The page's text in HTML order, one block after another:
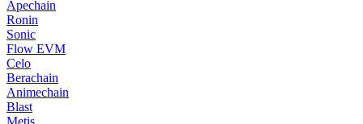
Apechain
Ronin
Sonic
Flow EVM
Celo
Berachain
Animechain
Blast
Metis